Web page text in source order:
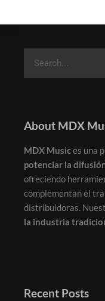
About MDX
MDX Musices una
potenciar la
ofreciendo
complementan el
distribuidoras.
la industria
Recent Posts